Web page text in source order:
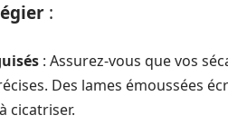
:
: Assurez-vous que vos
Des lames émoussées
cicatriser.